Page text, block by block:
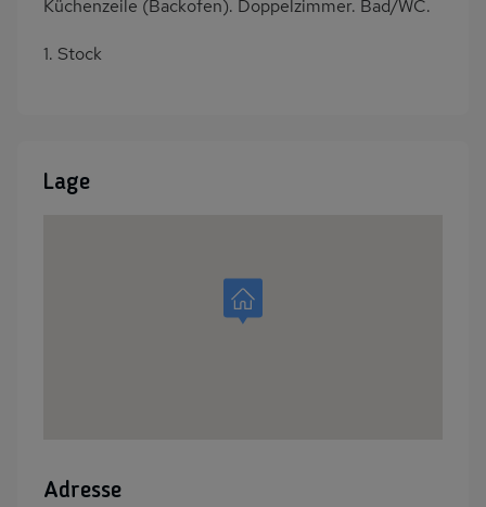
Küchenzeile (Backofen). Doppelzimmer. Bad/WC.
1. Stock
Lage
Adresse